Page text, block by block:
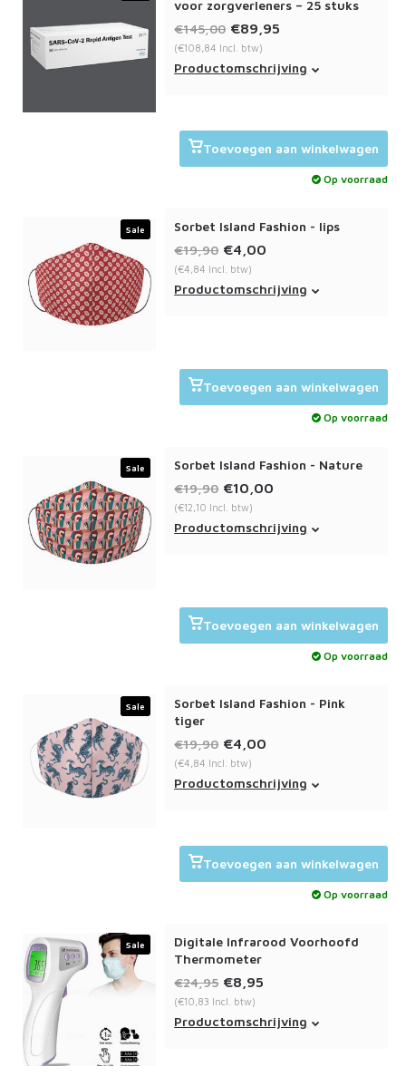
voor zorgverleners – 25 stuks
€145,00 €89,95
(€108,84 Incl. btw)
Voor de snelle detectie van SARS-
Alleen uit te voeren door een
zorgverlener
Exclusief voorbehouden aan
instellingen/-praktijken en
apotheken.
LET
Productomschrijving
Toevoegen aan winkelwagen
Op voorraad
Sale
Sorbet Island Fashion - Iips
€19,90 €4,00
(€4,84 Incl. btw)
Het Sorbet Island fashion
Productomschrijving
Toevoegen aan winkelwagen
Op voorraad
Sale
Sorbet Island Fashion - Nature
€19,90 €10,00
(€12,10 Incl. btw)
Het Sorbet Island fashion
Productomschrijving
Toevoegen aan winkelwagen
Op voorraad
Sale
Sorbet Island Fashion - Pink
tiger
€19,90 €4,00
(€4,84 Incl. btw)
Het Sorbet Island fashion
Productomschrijving
Toevoegen aan winkelwagen
Op voorraad
Sale
Digitale Infrarood Voorhoofd
Thermometer
€24,95 €8,95
(€10,83 Incl. btw)
Een digitale thermometer die door
Productomschrijving